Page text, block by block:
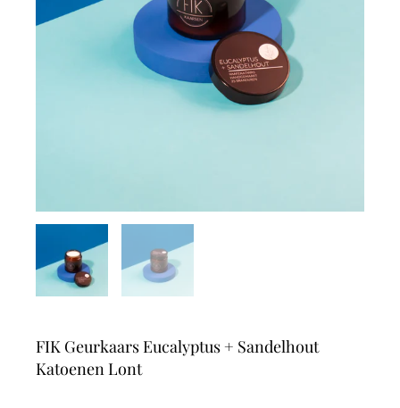
FIK Geurkaars Eucalyptus + Sandelhout
Katoenen Lont